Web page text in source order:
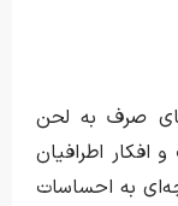
صرف به لحن
افکار اطرافیان
به احساسات